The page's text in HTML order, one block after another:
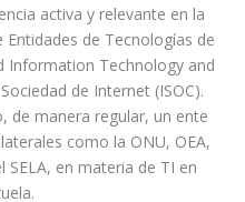
activa y relevante en la
de Tecnologías de
Information Technology and
de Internet (ISOC).
de manera regular, un ente
como la ONU, OEA,
SELA, en materia de TI en